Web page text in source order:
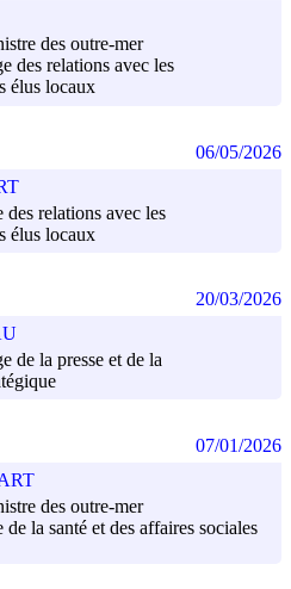
des outre-mer
des relations avec les
élus locaux
des relations avec les
élus locaux
06/05/2026
de la presse et de la
20/03/2026
des outre-mer
la santé et des affaires sociales
07/01/2026